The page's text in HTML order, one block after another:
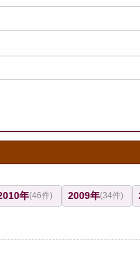
年(46件) 2009年(34件)